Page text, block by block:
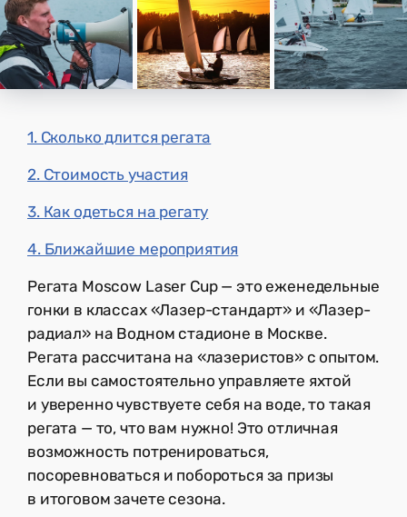
1. Сколько длится регата
2. Стоимость участия
3. Как одеться на регату
4. Ближайшие мероприятия
Регата Moscow Laser Cup — это еженедельные
гонки в классах «Лазер-стандарт» и «Лазер-
радиал» на Водном стадионе в Москве.
Регата рассчитана на «лазеристов» с опытом.
Если вы самостоятельно управляете яхтой
и уверенно чувствуете себя на воде, то такая
регата — то, что вам нужно! Это отличная
возможность потренироваться,
посоревноваться и побороться за призы
в итоговом зачете сезона.